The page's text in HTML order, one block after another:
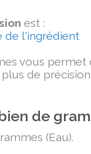
est :
de l'ingrédient
vous permet
de précision.
de
(Eau).